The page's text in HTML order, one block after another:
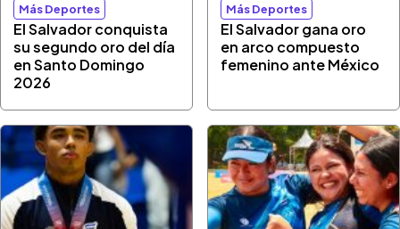
Más Deportes
El Salvador conquista
su segundo oro del día
en Santo Domingo
2026
Más Deportes
El Salvador gana oro
en arco compuesto
femenino ante México